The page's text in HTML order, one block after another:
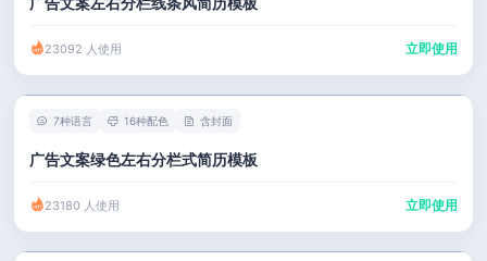
23092 人使用 立即使用
7种语言 16种配色 含封面
广告文案绿色左右分栏式简历模板
23180 人使用 立即使用